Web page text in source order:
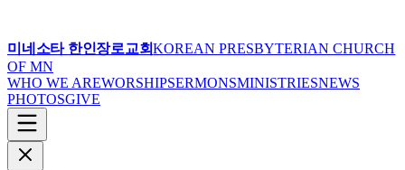
미네소타 한인장로교회KOREAN PRESBYTERIAN CHURCH
OF MN
WHO WE AREWORSHIPSERMONSMINISTRIESNEWS
PHOTOSGIVE